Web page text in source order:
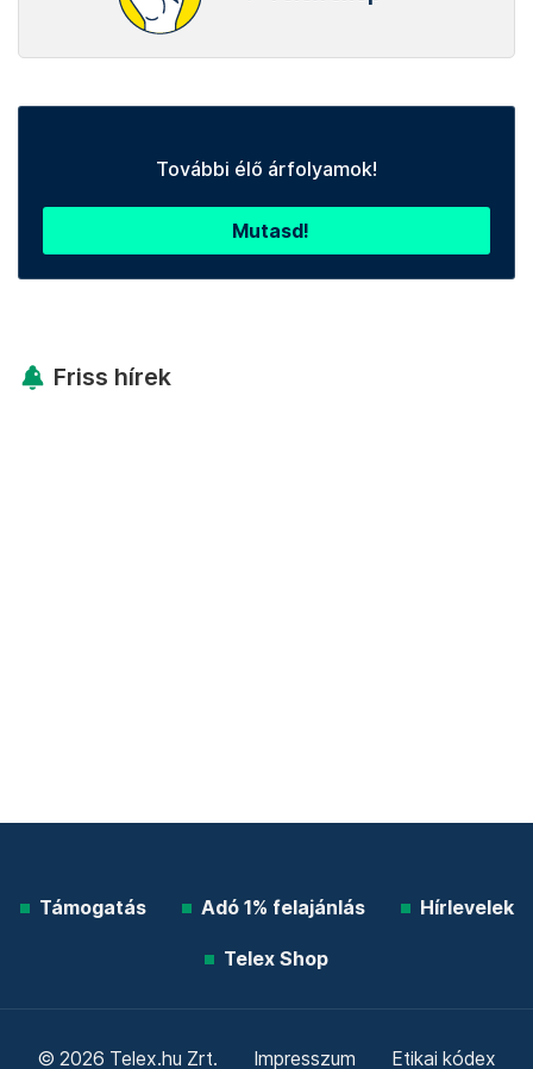
További élő árfolyamok!
Mutasd!
Friss hírek
Támogatás Adó 1% felajánlás Hírlevelek
Telex Shop
© 2026 Telex.hu Zrt. Impresszum Etikai kódex